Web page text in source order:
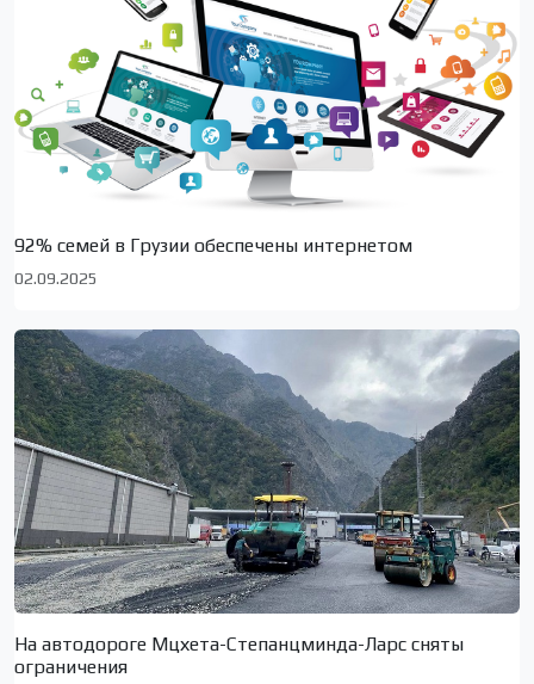
92% семей в Грузии обеспечены интернетом
02.09.2025
На автодороге Мцхета-Степанцминда-Ларс сняты
ограничения